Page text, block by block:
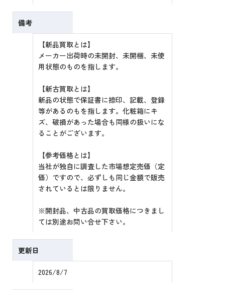
備考
【新品買取とは】
メーカー出荷時の未開封、未開梱、未使
用状態のものを指します。
【新古買取とは】
新品の状態で保証書に捺印、記載、登録
等があるのもを指します。化粧箱にキ
ズ、破損があった場合も同様の扱いにな
ることがございます。
【参考価格とは】
当社が独自に調査した市場想定売価（定
価）ですので、必ずしも同じ金額で販売
されているとは限りません。
※開封品、中古品の買取価格につきまし
ては別途お問い合せ下さい。
更新日
2026/8/7